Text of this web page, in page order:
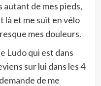
de mes pieds,
là et me suit en vélo
mes douleurs.
Ludo qui est dans
sur lui dans les 4
de me